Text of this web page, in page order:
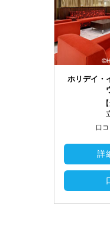
ホリデイ・
口
詳